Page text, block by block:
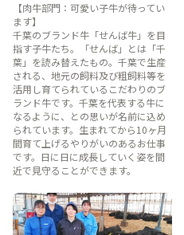
【肉牛部門：可愛い子牛が待ってい
ます】
千葉のブランド牛「せんば牛」を目
指す子牛たち。「せんば」とは「千
葉」を読み替えたもの。千葉で生産
される、地元の飼料及び粗飼料等を
活用し育てられているこだわりのブ
ランド牛です。千葉を代表する牛に
なるように、との思いが名前に込め
られています。生まれてから10ヶ月
間育て上げるやりがいのあるお仕事
です。日に日に成長していく姿を間
近で見守ることができます。